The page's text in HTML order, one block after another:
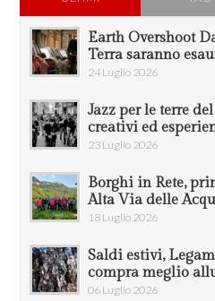
Earth Overshoot
Terra saranno
24 Luglio 2026
Jazz per le terre
creativi ed
23 Luglio 2026
Borghi in Rete,
Alta Via delle
18 Luglio 2026
Saldi estivi,
compra meglio
06 Luglio 2026